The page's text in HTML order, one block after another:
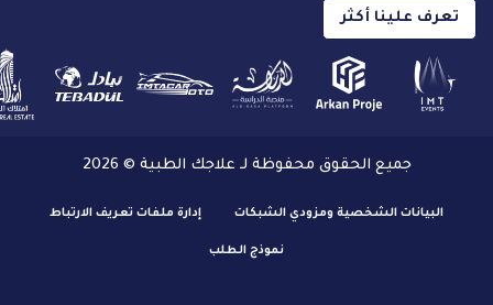
تعرف علينا أكثر
جميع الحقوق محفوظة لـ علاجك الطبية © 2026
البيانات الشخصية ومزودي الشبكات إدارة ملفات تعريف الارتباط
نموذج الطلب